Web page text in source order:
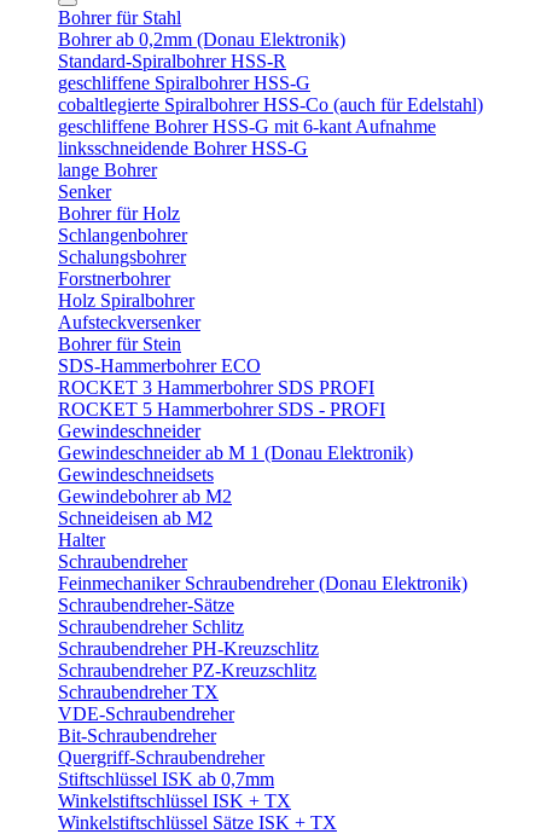
Bohrer für Stahl
Bohrer ab 0,2mm (Donau Elektronik)
Standard-Spiralbohrer HSS-R
geschliffene Spiralbohrer HSS-G
cobaltlegierte Spiralbohrer HSS-Co (auch für Edelstahl)
geschliffene Bohrer HSS-G mit 6-kant Aufnahme
linksschneidende Bohrer HSS-G
lange Bohrer
Senker
Bohrer für Holz
Schlangenbohrer
Schalungsbohrer
Forstnerbohrer
Holz Spiralbohrer
Aufsteckversenker
Bohrer für Stein
SDS-Hammerbohrer ECO
ROCKET 3 Hammerbohrer SDS PROFI
ROCKET 5 Hammerbohrer SDS - PROFI
Gewindeschneider
Gewindeschneider ab M 1 (Donau Elektronik)
Gewindeschneidsets
Gewindebohrer ab M2
Schneideisen ab M2
Halter
Schraubendreher
Feinmechaniker Schraubendreher (Donau Elektronik)
Schraubendreher-Sätze
Schraubendreher Schlitz
Schraubendreher PH-Kreuzschlitz
Schraubendreher PZ-Kreuzschlitz
Schraubendreher TX
VDE-Schraubendreher
Bit-Schraubendreher
Quergriff-Schraubendreher
Stiftschlüssel ISK ab 0,7mm
Winkelstiftschlüssel ISK + TX
Winkelstiftschlüssel Sätze ISK + TX